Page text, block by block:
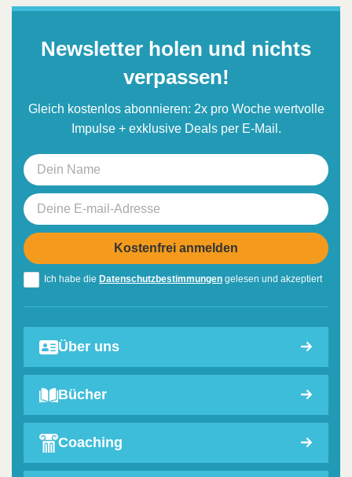
Newsletter holen und nichts
verpassen!
Gleich kostenlos abonnieren: 2x pro Woche wertvolle
Impulse + exklusive Deals per E-Mail.
Ich habe die Datenschutzbestimmungen gelesen und akzeptiert
Über uns
Bücher
Coaching